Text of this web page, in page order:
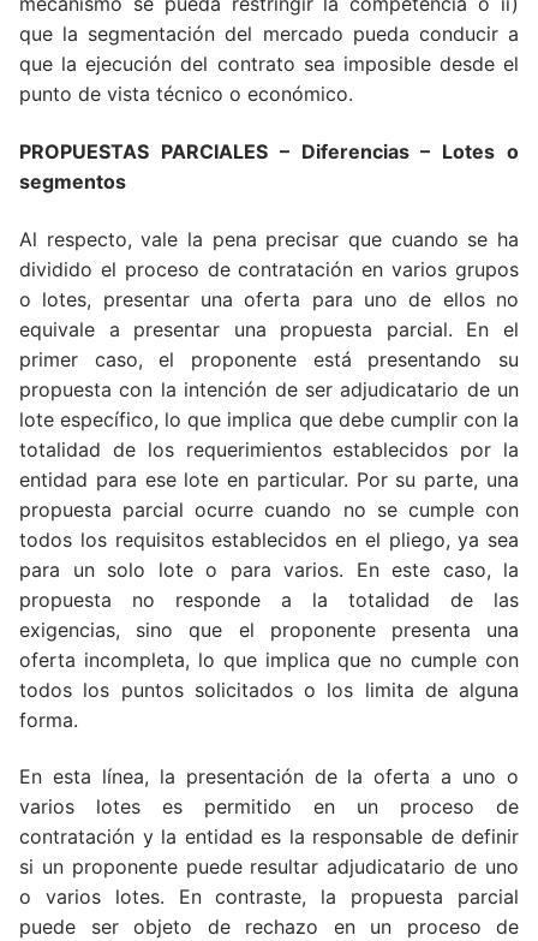
que la segmentación del mercado pueda conducir a
que la ejecución del contrato sea imposible desde el
punto de vista técnico o económico.
PROPUESTAS PARCIALES – Diferencias – Lotes o
segmentos
Al respecto, vale la pena precisar que cuando se ha
dividido el proceso de contratación en varios grupos
o lotes, presentar una oferta para uno de ellos no
equivale a presentar una propuesta parcial. En el
primer caso, el proponente está presentando su
propuesta con la intención de ser adjudicatario de un
lote específico, lo que implica que debe cumplir con la
totalidad de los requerimientos establecidos por la
entidad para ese lote en particular. Por su parte, una
propuesta parcial ocurre cuando no se cumple con
todos los requisitos establecidos en el pliego, ya sea
para un solo lote o para varios. En este caso, la
propuesta no responde a la totalidad de las
exigencias, sino que el proponente presenta una
oferta incompleta, lo que implica que no cumple con
todos los puntos solicitados o los limita de alguna
forma.
En esta línea, la presentación de la oferta a uno o
varios lotes es permitido en un proceso de
contratación y la entidad es la responsable de definir
si un proponente puede resultar adjudicatario de uno
o varios lotes. En contraste, la propuesta parcial
puede ser objeto de rechazo en un proceso de